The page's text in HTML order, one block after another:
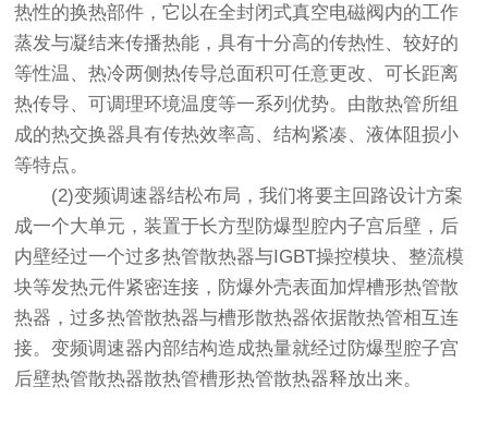
热性的换热部件，它以在全封闭式真空电磁阀内的工作
蒸发与凝结来传播热能，具有十分高的传热性、较好的
等性温、热冷两侧热传导总面积可任意更改、可长距离
热传导、可调理环境温度等一系列优势。由散热管所组
成的热交换器具有传热效率高、结构紧凑、液体阻损小
等特点。
(2)变频调速器结松布局，我们将要主回路设计方案
成一个大单元，装置于长方型防爆型腔内子宫后壁，后
内壁经过一个过多热管散热器与IGBT操控模块、整流模
块等发热元件紧密连接，防爆外壳表面加焊槽形热管散
热器，过多热管散热器与槽形散热器依据散热管相互连
接。变频调速器内部结构造成热量就经过防爆型腔子宫
后壁热管散热器散热管槽形热管散热器释放出来。